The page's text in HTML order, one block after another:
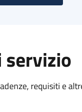
servizio
requisiti e